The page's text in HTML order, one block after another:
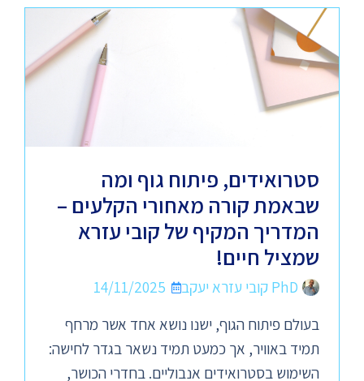
סטרואידים, פיתוח גוף ומה
שבאמת קורה מאחורי הקלעים –
המדריך המקיף של קובי עזרא
שמציל חיים!
PhD קובי עזרא יעקב
14/11/2025
בעולם פיתוח הגוף, ישנו נושא אחד אשר מרחף
תמיד באוויר, אך כמעט תמיד נשאר בגדר לחישה:
השימוש בסטרואידים אנבוליים. בחדרי הכושר,